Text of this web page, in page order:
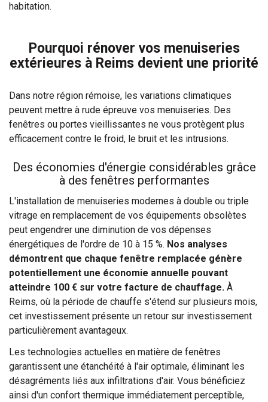
habitation.
Pourquoi rénover vos menuiseries
extérieures à Reims devient une priorité
Dans notre région rémoise, les variations climatiques
peuvent mettre à rude épreuve vos menuiseries. Des
fenêtres ou portes vieillissantes ne vous protègent plus
efficacement contre le froid, le bruit et les intrusions.
Des économies d'énergie considérables grâce
à des fenêtres performantes
L'installation de menuiseries modernes à double ou triple
vitrage en remplacement de vos équipements obsolètes
peut engendrer une diminution de vos dépenses
énergétiques de l'ordre de 10 à 15 %. Nos analyses
démontrent que chaque fenêtre remplacée génère
potentiellement une économie annuelle pouvant
atteindre 100 € sur votre facture de chauffage. À
Reims, où la période de chauffe s'étend sur plusieurs mois,
cet investissement présente un retour sur investissement
particulièrement avantageux.
Les technologies actuelles en matière de fenêtres
garantissent une étanchéité à l'air optimale, éliminant les
désagréments liés aux infiltrations d'air. Vous bénéficiez
ainsi d'un confort thermique immédiatement perceptible,